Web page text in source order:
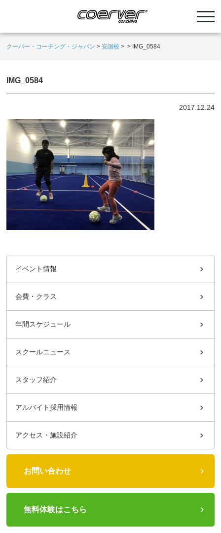
クーバー・コーチング・ジャパン >安謝校 > > IMG_0584
IMG_0584
2017.12.24
イベント情報
会費・クラス
年間スケジュール
スクールニュース
スタッフ紹介
アルバイト採用情報
アクセス・施設紹介
お問い合わせ
無料体験はこちら